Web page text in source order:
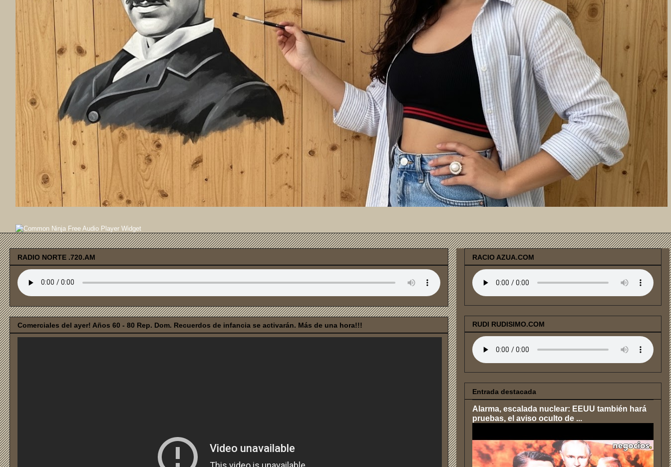
Free Audio Player Widget
RADIO NORTE .720.AM
Comerciales del ayer! Años 60 - 80 Rep. Dom. Recuerdos de infancia se activarán. Más de una hora!!!
RACIO AZUA.COM
RUDI RUDISIMO.COM
Entrada destacada
Alarma, escalada nuclear: EEUU también hará
pruebas, el aviso oculto de ...